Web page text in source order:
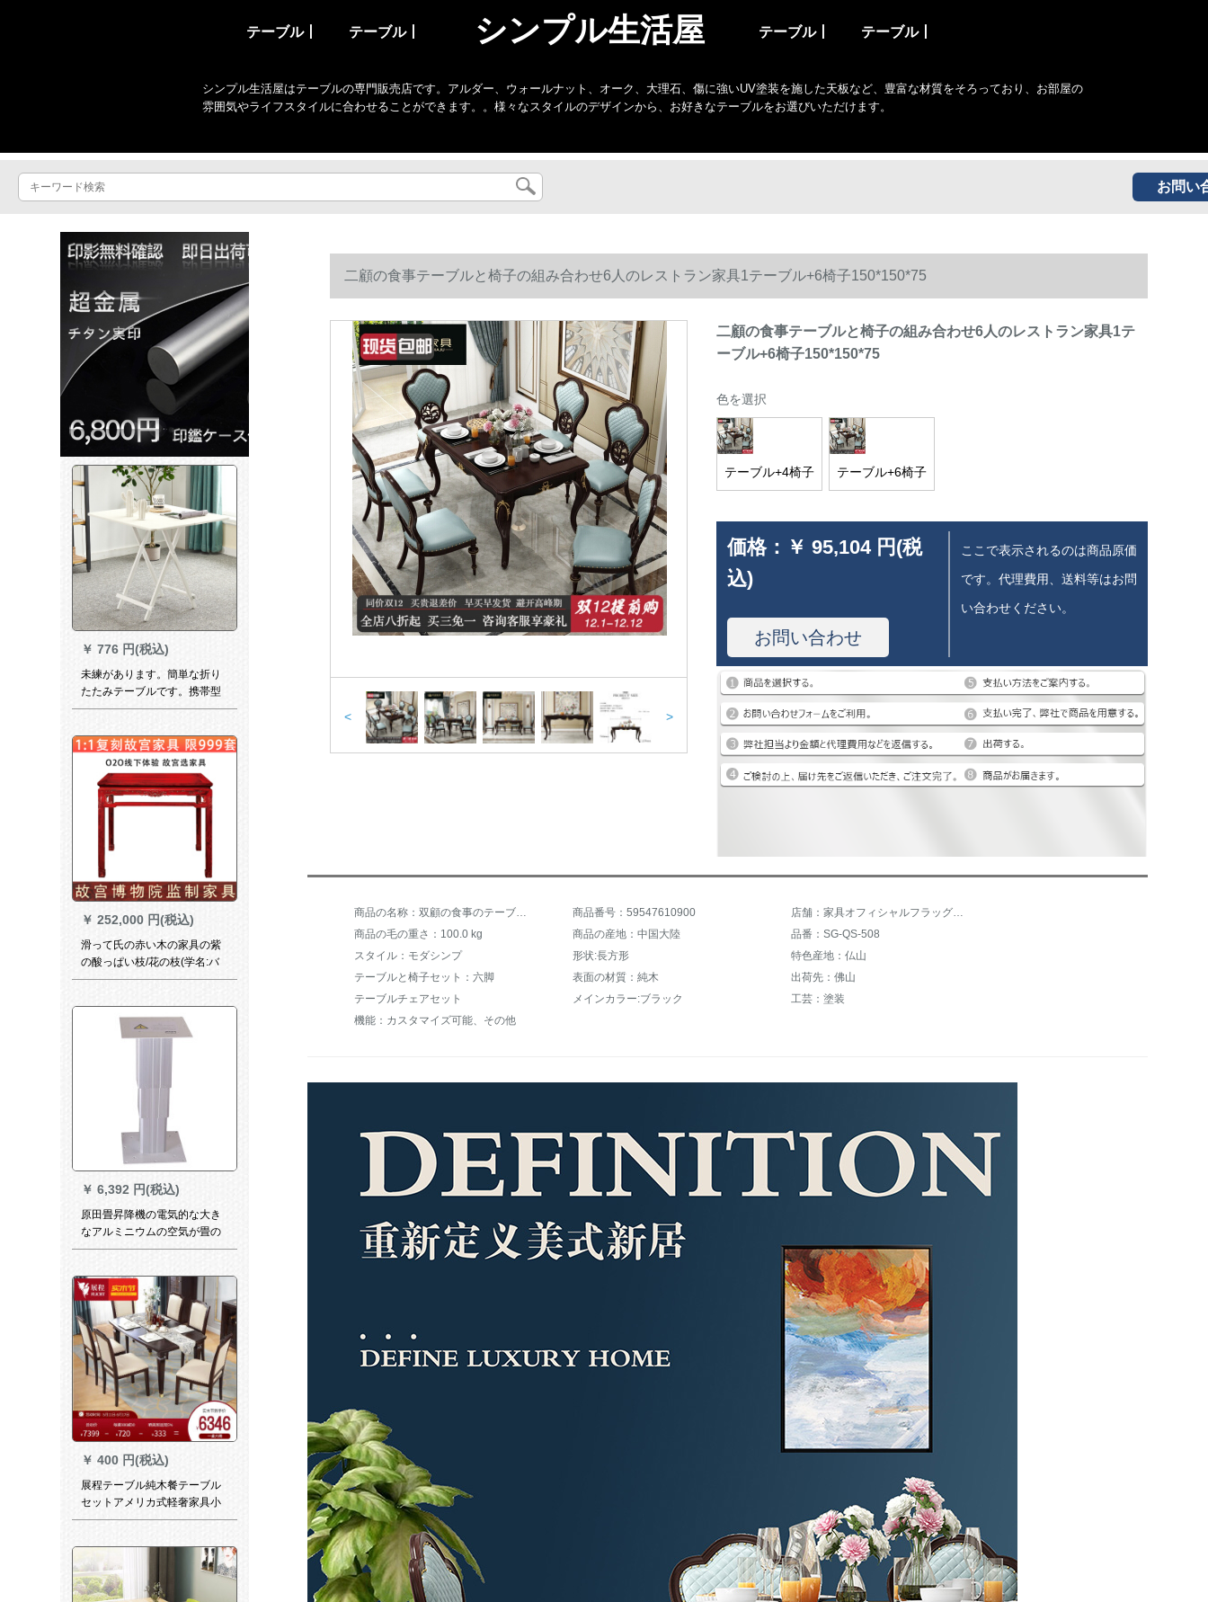
テーブル丨 テーブル丨 シンプル生活屋 テーブル丨 テーブル丨
シンプル生活屋はテーブルの専門販売店です。アルダー、ウォールナット、オーク、大理石、傷に強いUV塗装を施した天板など、豊富な材質をそろっており、お部屋の
雰囲気やライフスタイルに合わせることができます。。様々なスタイルのデザインから、お好きなテーブルをお選びいただけます。
お問い
￥ 776 円(税込)
未練があります。簡単な折り
たたみテーブルです。携帯型
の正方形の折りたたみテーブ
ります。家庭用の食事テーブ
ルです。円卓学習テーブル麻
雀テーブルです。「白いテー
ブル」80*80*75高さです。
￥ 252,000 円(税込)
滑って氏の赤い木の家具の紫
の酸っぱい枝/花の枝(学名:バ
ーリの黄檀)の小さい八仙台の
事テーブルの西番の蓮羅鍋の
￥ 6,392 円(税込)
原田畳昇降機の電気的な大き
なアルミニウムの空気が畳の
電気昇降機を動かして、床の
￥ 400 円(税込)
展程テーブル純木餐テーブル
セットアメリカ式軽奢家具小
タプレル家庭用テーブル一テ
二顧の食事テーブルと椅子の組み合わせ6人のレストラン家具1テーブル+6椅子150*150*75
< >
二顧の食事テーブルと椅子の組み合わせ6人のレストラン家具1テ
ーブル+6椅子150*150*75
色を選択
テーブル+4椅子 テーブル+6椅子
価格： ￥ 95,104 円(税
込)
お問い合わせ
ここで表示されるのは商品原価
です。代理費用、送料等はお問
い合わせください。
商品の名称：双顧の食事のテーブルと椅子のアメリカの全純木の食卓シンプロの高級な大戸型の別荘の食卓の椅子の組み合わせの6人のレストランの家具の1テーブル+6椅子の150*150*75 商品番号：59547610900
店舗：家具オフィシャルフラッグショップ
商品の毛の重さ：100.0 kg
商品の産地：中国大陸
品番：SG-QS-508
スタイル：モダシンプ
形状:長方形
特色産地：仏山
テーブルと椅子セット：六脚
表面の材質：純木
出荷先：佛山
テーブルチェアセット
メインカラー:ブラック
工芸：塗装
機能：カスタマイズ可能、その他